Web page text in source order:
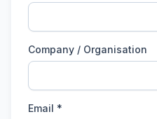
Company / Organisation
Email *